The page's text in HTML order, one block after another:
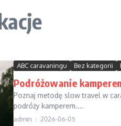
ABC caravaningu Bez kategorii
Podróżowanie
Poznaj metodę slow travel w
podróży kamperem....
admin 2026-06-05